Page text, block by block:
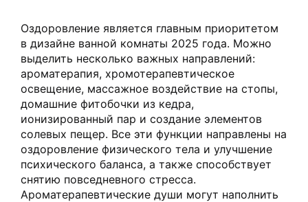
Оздоровление является главным приоритетом
в дизайне ванной комнаты 2025 года. Можно
выделить несколько важных направлений:
ароматерапия, хромотерапевтическое
освещение, массажное воздействие на стопы,
домашние фитобочки из кедра,
ионизированный пар и создание элементов
солевых пещер. Все эти функции направлены на
оздоровление физического тела и улучшение
психического баланса, а также способствует
снятию повседневного стресса.
Ароматерапевтические души могут наполнить